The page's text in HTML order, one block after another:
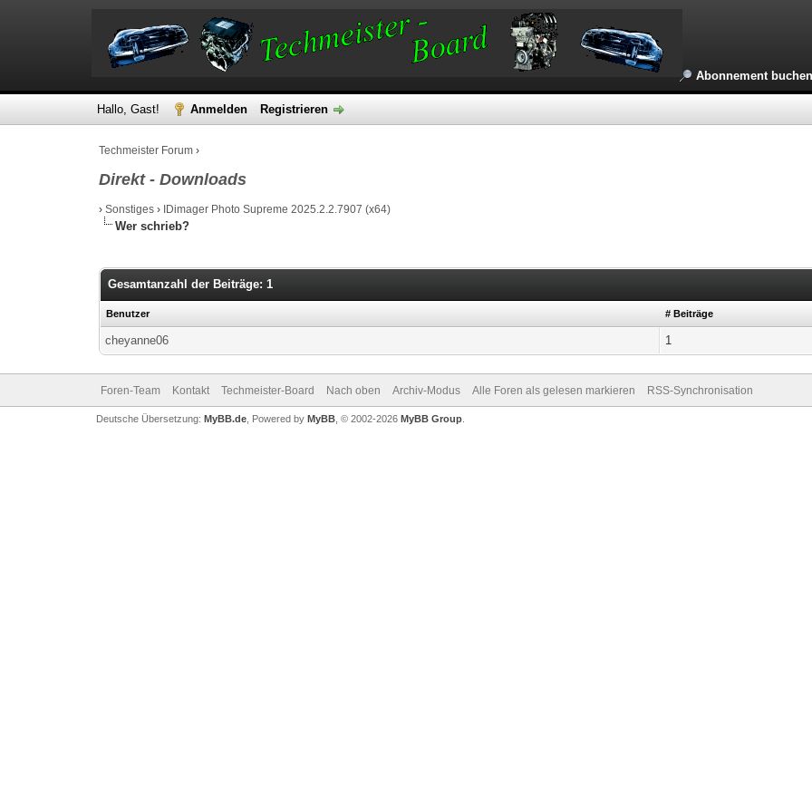
Abonnement buchen
Hallo, Gast! Anmelden Registrieren
Techmeister Forum ›
Direkt - Downloads
›Sonstiges › IDimager Photo Supreme 2025.2.2.7907 (x64)
Wer schrieb?
Gesamtanzahl der Beiträge: 1
Benutzer # Beiträge
cheyanne06 1
Foren-Team Kontakt Techmeister-Board Nach oben Archiv-Modus Alle Foren als gelesen markieren RSS-Synchronisation
Deutsche Übersetzung: MyBB.de, Powered by MyBB, © 2002-2026 MyBB Group.